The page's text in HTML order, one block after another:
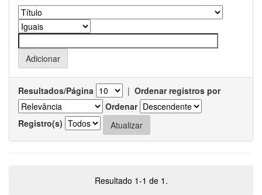
Resultados/Página | Ordenar registros por
Ordenar
Registro(s)
Resultado 1-1 de 1.